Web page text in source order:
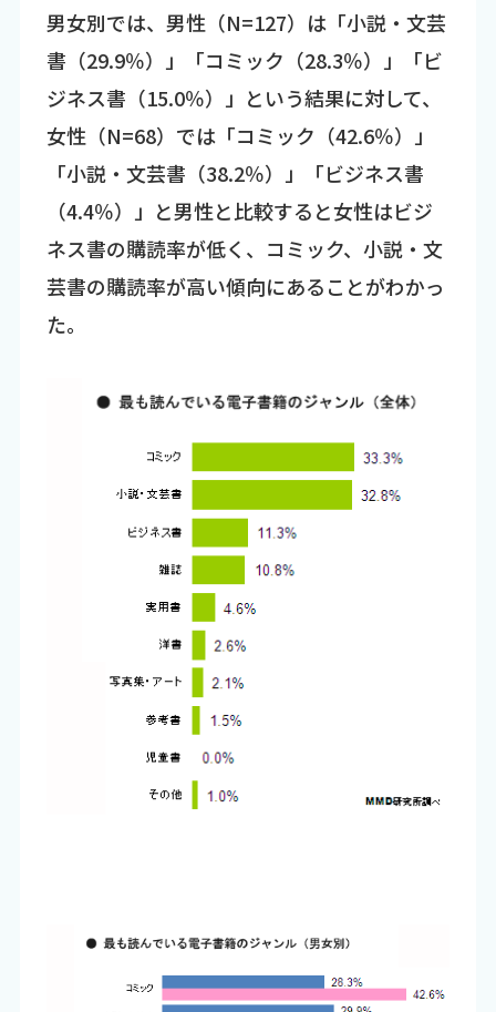
男女別では、男性（N=127）は「小説・文芸
書（29.9％）」「コミック（28.3％）」「ビ
ジネス書（15.0％）」という結果に対して、
女性（N=68）では「コミック（42.6％）」
「小説・文芸書（38.2％）」「ビジネス書
（4.4％）」と男性と比較すると女性はビジ
ネス書の購読率が低く、コミック、小説・文
芸書の購読率が高い傾向にあることがわかっ
た。